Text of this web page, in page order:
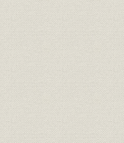
推移
昭和52年3月
昭和52年3月
月~昭和54年11月
別発行高(明治35年~昭和27年)
状況